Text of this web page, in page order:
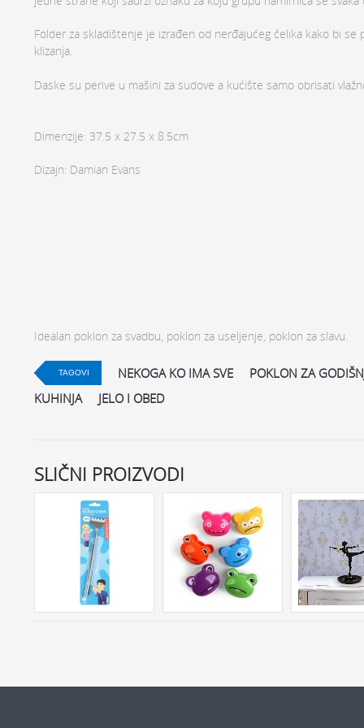
Folder za skladištenje je izrađen od nerđajućeg čelika kako bi
klizanja.
Daske su perive u mašini za sudove a kućište samo obrisati
Dimenzije: 37.5 x 27.5 x 8.5cm
Dizajn: Damian Evans
Idealan poklon za svadbu, poklon za useljenje, poklon za slavu.
TAGOVI NEKOGA KO IMA SVE
POKLON ZA
KUHINJA
JELO I OBED
SLIČNI PROIZVODI